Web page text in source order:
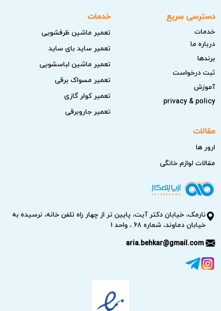
دسترسی سریع
خدمات
درباره ما
برندها
ثبت درخواست
آموزش
privacy & policy
خدمات
تعمیر ماشین ظرفشویی
تعمیر ساید بای ساید
تعمیر ماشین لباسشویی
تعمیر مسواک برقی
تعمیر کولر گازی
تعمیر جاروبرقی
مقالات
ارور ها
مقالات لوازم خانگی
نارمک، خیابان دکتر آیت، پایین تر از چهار راه تلفن خانه، نرسیده به
خیابان دماوند، شماره ۶۸ ، واحد ۱
aria.behkar@gmail.com